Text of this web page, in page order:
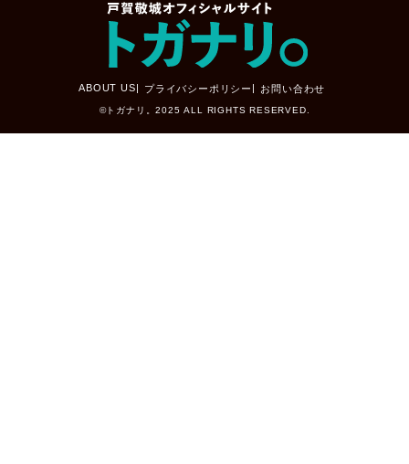
ABOUT US プライバシーポリシー お問い合わせ
©トガナリ。2025 ALL RIGHTS RESERVED.